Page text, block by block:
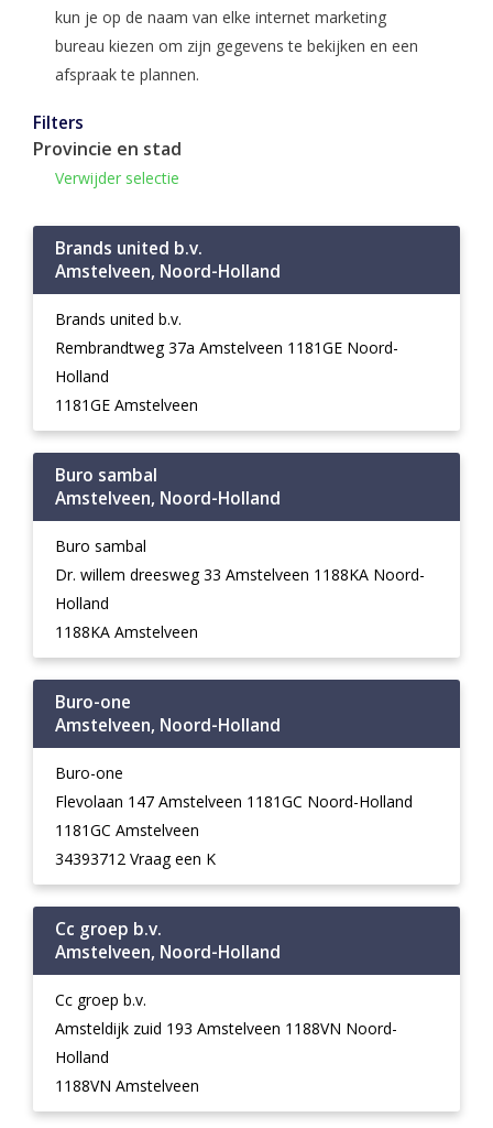
kun je op de naam van elke internet marketing
bureau kiezen om zijn gegevens te bekijken en een
afspraak te plannen.
Filters
Provincie en stad
Verwijder selectie
Brands united b.v.
Amstelveen, Noord-Holland
Brands united b.v.
Rembrandtweg 37a Amstelveen 1181GE Noord-
Holland
1181GE Amstelveen
Buro sambal
Amstelveen, Noord-Holland
Buro sambal
Dr. willem dreesweg 33 Amstelveen 1188KA Noord-
Holland
1188KA Amstelveen
Buro-one
Amstelveen, Noord-Holland
Buro-one
Flevolaan 147 Amstelveen 1181GC Noord-Holland
1181GC Amstelveen
34393712 Vraag een K
Cc groep b.v.
Amstelveen, Noord-Holland
Cc groep b.v.
Amsteldijk zuid 193 Amstelveen 1188VN Noord-
Holland
1188VN Amstelveen